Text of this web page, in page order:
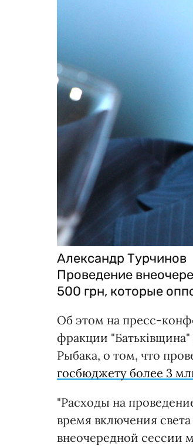
Александр Турчинов
Проведение
500 грн, которые
Об этом на пресс-
фракции
Рыбака, о том, что
госбюджету более 3
"Расходы на
время включения
внеочередной сессии